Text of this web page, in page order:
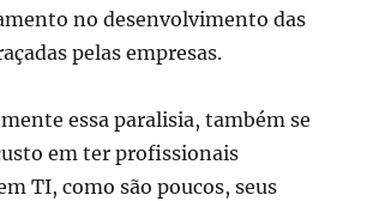
no desenvolvimento das
pelas empresas.
essa paralisia, também se
em ter profissionais
TI, como são poucos, seus